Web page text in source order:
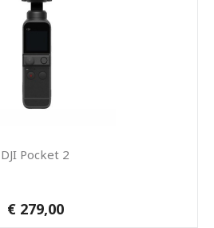
DJI Pocket 2
€ 279,00